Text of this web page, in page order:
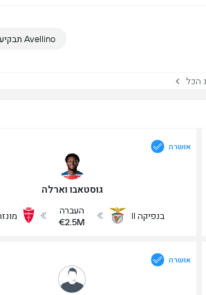
Avellino תבקיע ראשונה
הכל
אושרה
גוסטאבו וארלה
בנפיקה II
העברה
€2.5M
אושרה